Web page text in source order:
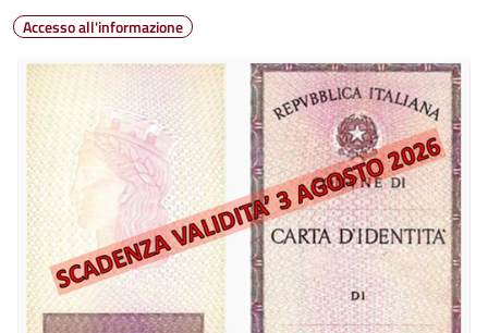
Accesso all'informazione